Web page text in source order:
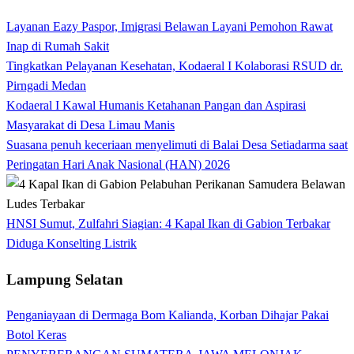
Layanan Eazy Paspor, Imigrasi Belawan Layani Pemohon Rawat
Inap di Rumah Sakit
Tingkatkan Pelayanan Kesehatan, Kodaeral I Kolaborasi RSUD dr.
Pirngadi Medan‎
Kodaeral I Kawal Humanis Ketahanan Pangan dan Aspirasi
Masyarakat di Desa Limau Manis
Suasana penuh keceriaan menyelimuti di Balai Desa Setiadarma saat
Peringatan Hari Anak Nasional (HAN) 2026
HNSI Sumut, Zulfahri Siagian: 4 Kapal Ikan di Gabion Terbakar
Diduga Konselting Listrik
Lampung Selatan
Penganiayaan di Dermaga Bom Kalianda, Korban Dihajar Pakai
Botol Keras